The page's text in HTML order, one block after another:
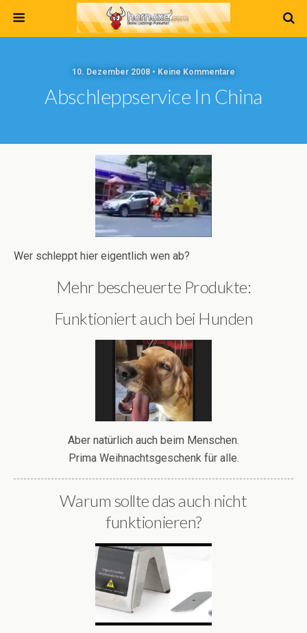
10. Dezember 2008 • Keine Kommentare
Abschleppservice In China
Wer schleppt hier eigentlich wen ab?
Mehr bescheuerte Produkte:
Funktioniert auch bei Hunden
Aber natürlich auch beim Menschen.
Prima Weihnachtsgeschenk für alle.
Warum sollte das auch nicht
funktionieren?